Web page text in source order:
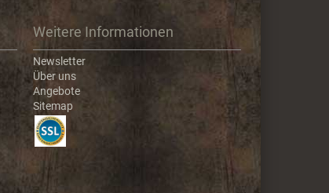
Weitere Informationen
Newsletter
Über uns
Angebote
Sitemap